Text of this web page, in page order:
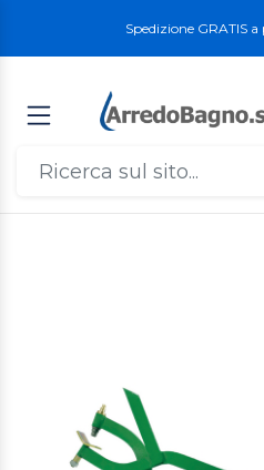
Spedizione GRATIS